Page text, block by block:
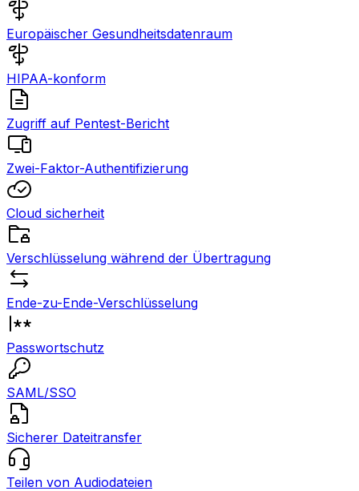
Europäischer Gesundheitsdatenraum
HIPAA-konform
Zugriff auf Pentest-Bericht
Zwei-Faktor-Authentifizierung
Cloud sicherheit
Verschlüsselung während der Übertragung
Ende-zu-Ende-Verschlüsselung
Passwortschutz
SAML/SSO
Sicherer Dateitransfer
Teilen von Audiodateien